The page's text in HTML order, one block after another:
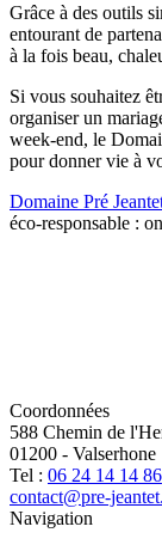
Grâce à des outils
entourant de
à la fois beau,
Si vous souhaitez
organiser un
week-end, le
pour donner vie à
Domaine Pré
éco-responsable :
Coordonnées
588 Chemin de
01200 - Valserhone
Tel : 06 24 14 14 86
contact@pre-
Navigation